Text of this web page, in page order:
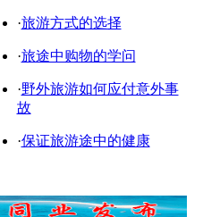
·旅游方式的选择
·旅途中购物的学问
·野外旅游如何应付意外事
故
·保证旅游途中的健康